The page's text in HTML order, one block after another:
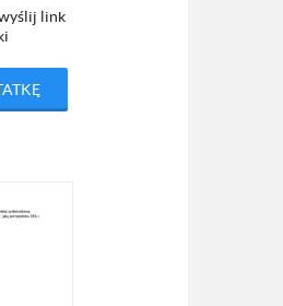
link